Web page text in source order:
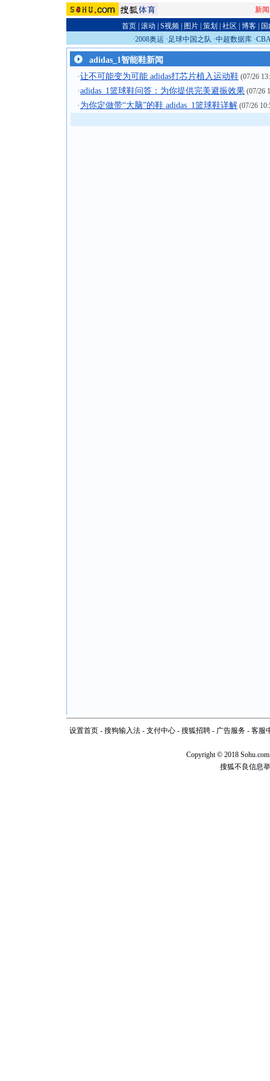
新闻
首页| 滚动 S视频| 图片| 策划 社区 博客|
国
·2008奥运 ·足球中国之队 ·中超数据库·
adidas_1智能鞋新闻
·让不可能变为可能 adidas打芯片植入运动鞋 (07/26
·adidas_1篮球鞋问答：为你提供完美避振效果 (07/26
· 为你定做带“大脑”的鞋 adidas_1篮球鞋详解 (07/26
设置首页- 搜狗输入法- 支付中心- 搜狐招聘- 广告服务- 客服
Copyright© 2018
搜狐不良信息